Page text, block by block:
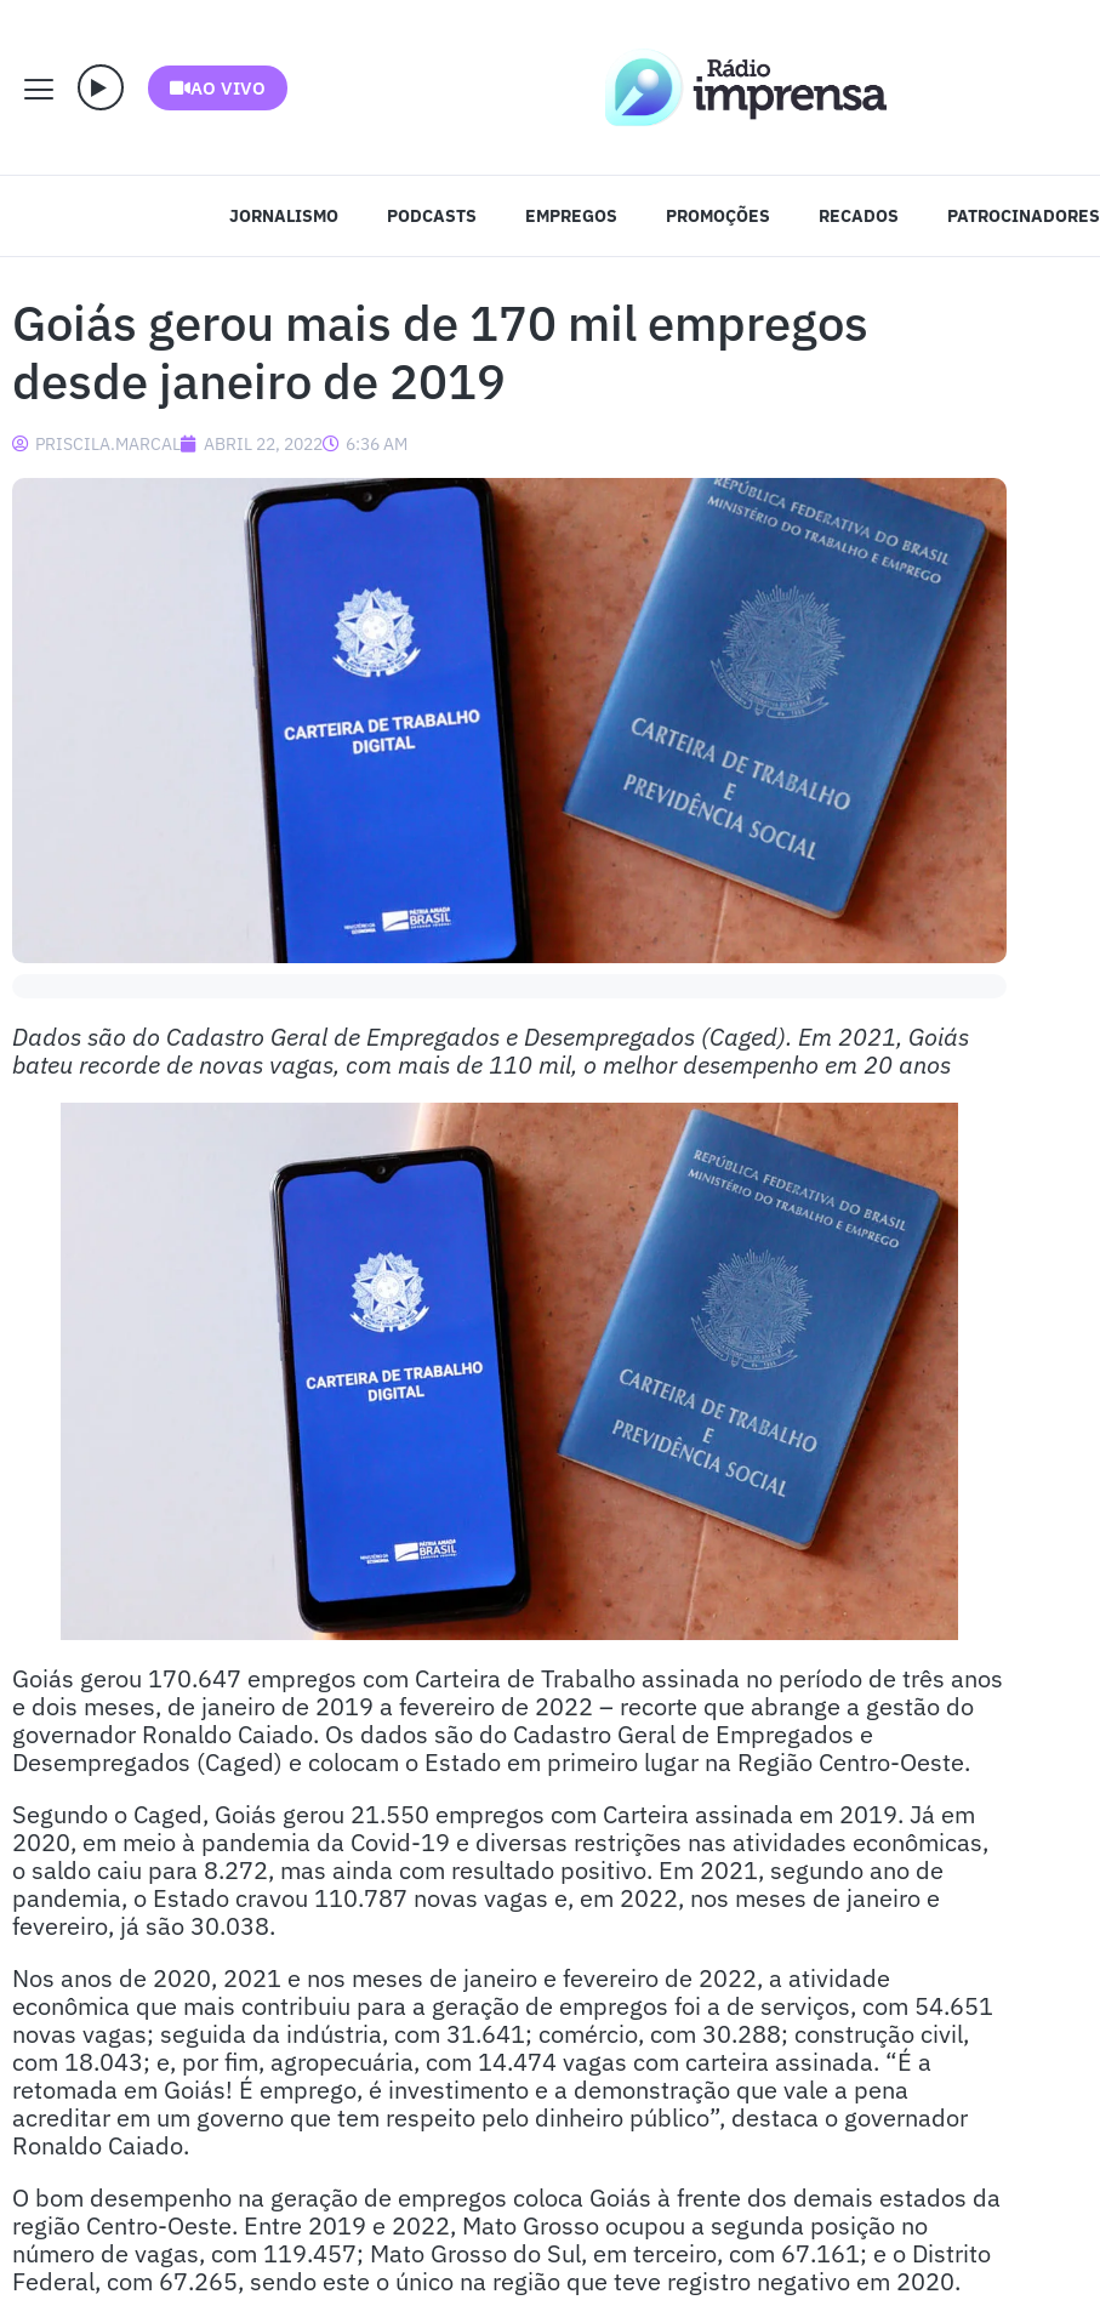
AO VIVO
JORNALISMO PODCASTS EMPREGOS PROMOÇÕES RECADOS PATROCINADORES
Goiás gerou mais de 170 mil empregos
desde janeiro de 2019
PRISCILA.MARCAL ABRIL 22, 2022 6:36 AM
Dados são do Cadastro Geral de Empregados e Desempregados (Caged). Em 2021, Goiás
bateu recorde de novas vagas, com mais de 110 mil, o melhor desempenho em 20 anos
Goiás gerou 170.647 empregos com Carteira de Trabalho assinada no período de três anos
e dois meses, de janeiro de 2019 a fevereiro de 2022 – recorte que abrange a gestão do
governador Ronaldo Caiado. Os dados são do Cadastro Geral de Empregados e
Desempregados (Caged) e colocam o Estado em primeiro lugar na Região Centro-Oeste.
Segundo o Caged, Goiás gerou 21.550 empregos com Carteira assinada em 2019. Já em
2020, em meio à pandemia da Covid-19 e diversas restrições nas atividades econômicas,
o saldo caiu para 8.272, mas ainda com resultado positivo. Em 2021, segundo ano de
pandemia, o Estado cravou 110.787 novas vagas e, em 2022, nos meses de janeiro e
fevereiro, já são 30.038.
Nos anos de 2020, 2021 e nos meses de janeiro e fevereiro de 2022, a atividade
econômica que mais contribuiu para a geração de empregos foi a de serviços, com 54.651
novas vagas; seguida da indústria, com 31.641; comércio, com 30.288; construção civil,
com 18.043; e, por fim, agropecuária, com 14.474 vagas com carteira assinada. “É a
retomada em Goiás! É emprego, é investimento e a demonstração que vale a pena
acreditar em um governo que tem respeito pelo dinheiro público”, destaca o governador
Ronaldo Caiado.
O bom desempenho na geração de empregos coloca Goiás à frente dos demais estados da
região Centro-Oeste. Entre 2019 e 2022, Mato Grosso ocupou a segunda posição no
número de vagas, com 119.457; Mato Grosso do Sul, em terceiro, com 67.161; e o Distrito
Federal, com 67.265, sendo este o único na região que teve registro negativo em 2020.